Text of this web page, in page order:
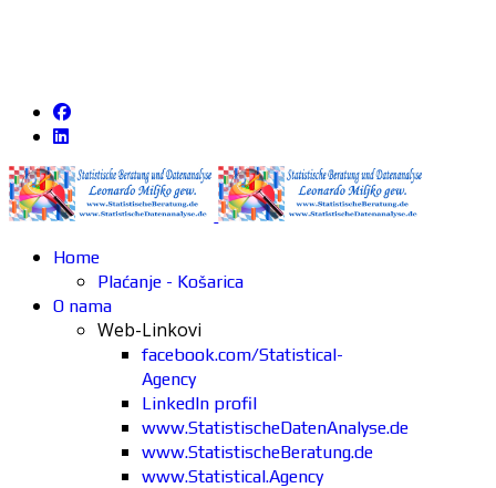
Home
Plaćanje - Košarica
O nama
Web-Linkovi
facebook.com/Statistical-
Agency
LinkedIn profil
www.StatistischeDatenAnalyse.de
www.StatistischeBeratung.de
www.Statistical.Agency